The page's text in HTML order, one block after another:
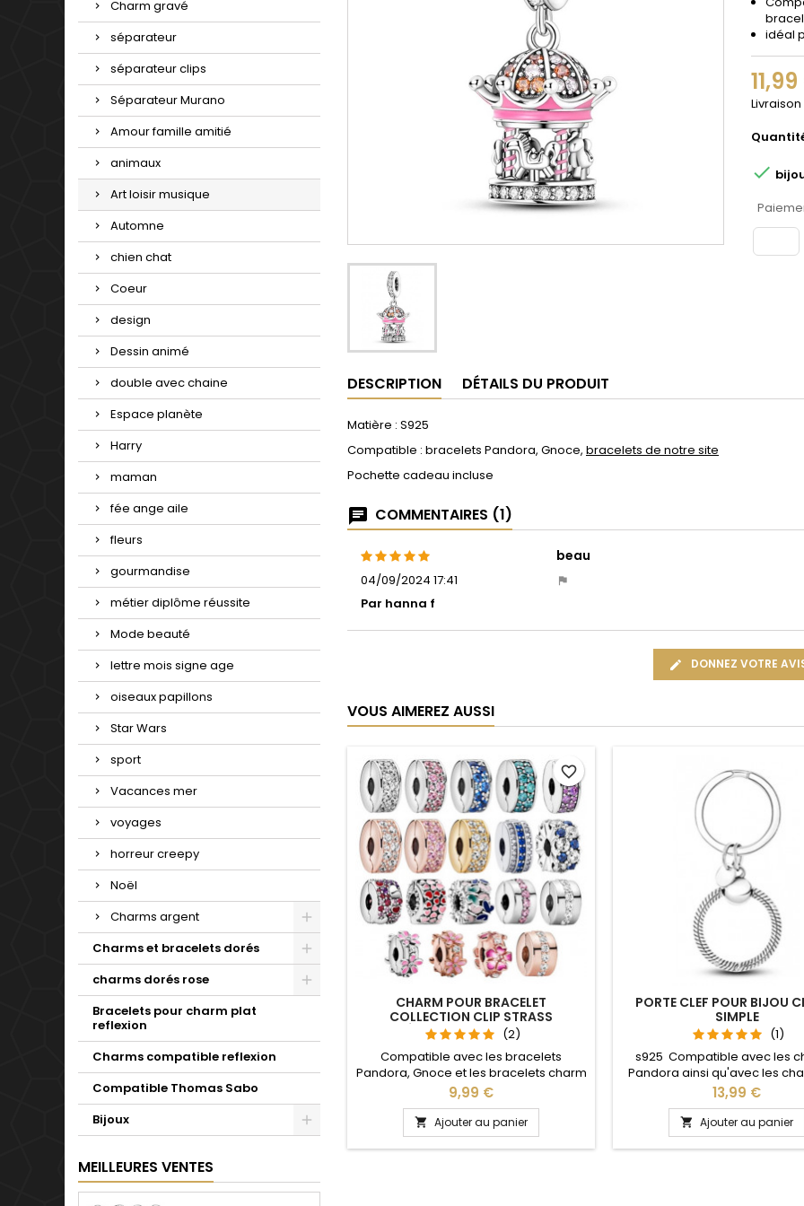
Charm gravé
séparateur
séparateur clips
Séparateur Murano
Amour famille amitié
animaux
Art loisir musique
Automne
chien chat
Coeur
design
Dessin animé
double avec chaine
Espace planète
Harry
maman
fée ange aile
fleurs
gourmandise
métier diplôme réussite
Mode beauté
lettre mois signe age
oiseaux papillons
Star Wars
sport
Vacances mer
voyages
horreur creepy
Noël
Charms argent
Charms et bracelets dorés
charms dorés rose
Bracelets pour charm plat
reflexion
Charms compatible reflexion
Compatible Thomas Sabo
Bijoux
MEILLEURES VENTES
idéal

DESCRIPTION DÉTAILS DU PRODUIT
Matière : S925
Compatible : bracelets Pandora, Gnoce, bracelets de notre site
Pochette cadeau incluse
COMMENTAIRES (1)
04/09/2024 17:41
Par hanna f
beau
DONNEZ VOTRE
VOUS AIMEREZ AUSSI
CHARM POUR BRACELET
COLLECTION CLIP STRASS
SÉPARATEUR ESPACEUR
(2)
Compatible avec les bracelets
Pandora, Gnoce et les bracelets charm
de notre site Fonction bloqueur idéal
pour : Noël, Saint Valentin, anniversaire,
anniversaire de mariage Les charms
clips s'ouvrent afin de pouvoir les
positionner sans enlever les autres
Prix
9,99 €
 Ajouter au panier
favorite_border
PORTE CLEF POUR BIJOU
SIMPLE
(1)
s925 Compatible avec les
Pandora ainsi qu'avec les
notre site idéal pour : Noël,
Valentin, anniversaire,
mariage L'ouverture pour les
se fait au niveau de la
Prix
13,99 €
 Ajouter au panier